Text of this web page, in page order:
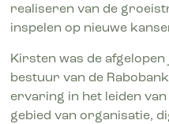
realiseren van de
inspelen op nieuwe
Kirsten was de
bestuur van de
ervaring in het leiden
gebied van organisatie,